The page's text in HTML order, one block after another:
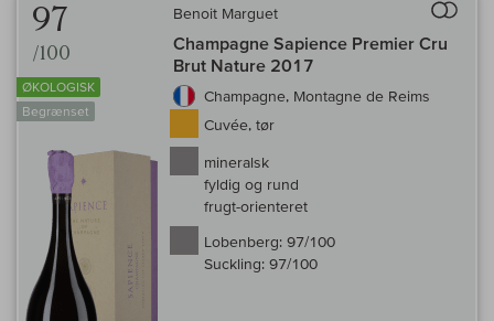
97
/100
ØKOLOGISK
Begrænset
Benoit Marguet
Champagne Sapience Premier Cru
Brut Nature 2017
Champagne, Montagne de Reims
Cuvée, tør
mineralsk
fyldig og rund
frugt-orienteret
Lobenberg: 97/100
Suckling: 97/100